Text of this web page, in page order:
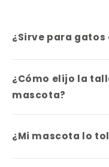
¿Sirve para
¿Cómo elijo la
mascota?
¿Mi mascota lo